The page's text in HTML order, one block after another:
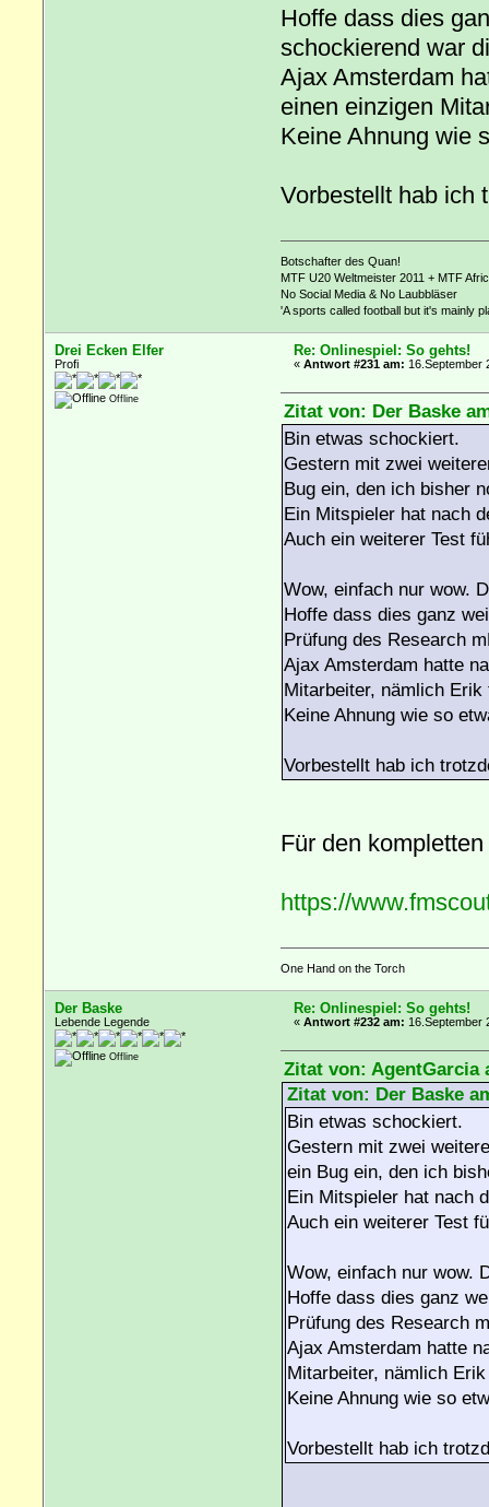
Hoffe dass dies
schockierend war
Ajax Amsterdam
einen einzigen
Keine Ahnung wie
Vorbestellt hab ich
Botschafter des Quan!
MTF U20 Weltmeister 2011 + MTF
No Social Media & No Laubbläser
'A sports called football but it's mainly
Drei Ecken Elfer
Profi
Offline
Re: Onlinespiel: So gehts!
«Antwort #231 am: 16.September
Zitat von: Der Baske
Bin etwas schockiert.
Gestern mit zwei
Bug ein, den ich bisher
Ein Mitspieler hat nach
Auch ein weiterer Test
Wow, einfach nur wow.
Hoffe dass dies ganz
Prüfung des Research
Ajax Amsterdam hatte
Mitarbeiter, nämlich Erik
Keine Ahnung wie so
Vorbestellt hab ich
Für den
https://
One Hand on the Torch
Der Baske
Lebende Legende
Offline
Re: Onlinespiel: So gehts!
«Antwort #232 am: 16.September
Zitat von: AgentGarcia
Zitat von: Der Baske
Bin etwas schockiert.
Gestern mit zwei
ein Bug ein, den ich
Ein Mitspieler hat nach
Auch ein weiterer Test
Wow, einfach nur wow.
Hoffe dass dies ganz
Prüfung des Research
Ajax Amsterdam hatte
Mitarbeiter, nämlich
Keine Ahnung wie so
Vorbestellt hab ich